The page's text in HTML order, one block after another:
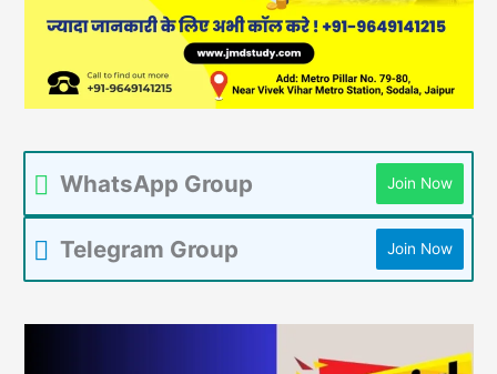
WhatsApp Group Join Now
Telegram Group Join Now